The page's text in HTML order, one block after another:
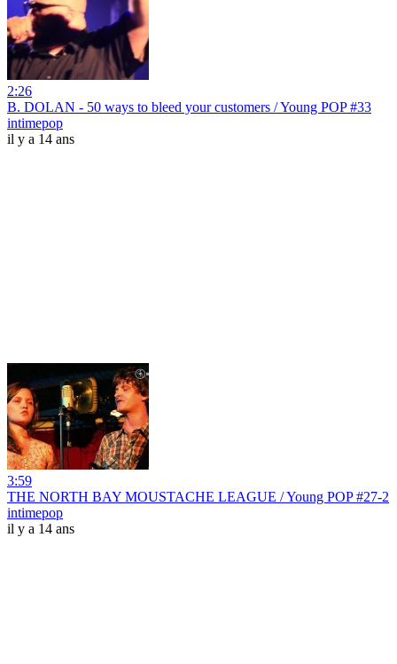
2:26
B. DOLAN - 50 ways to bleed your customers / Young POP #33
intimepop
il y a 14 ans
3:59
THE NORTH BAY MOUSTACHE LEAGUE / Young POP #27-2
intimepop
il y a 14 ans